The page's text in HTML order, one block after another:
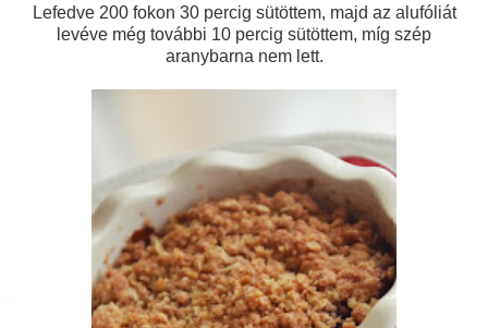
Lefedve 200 fokon 30 percig sütöttem, majd az alufóliát
levéve még további 10 percig sütöttem, míg szép
aranybarna nem lett.